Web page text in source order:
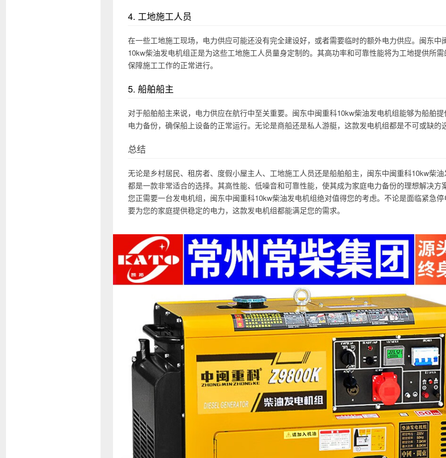
4. 工地施工人员
在一些工地施工现场，电力供应可能还没有完全建设好，或者需要临时的额外电力供应。闽东中
10kw柴油发电机组正是为这些工地施工人员量身定制的。其高功率和可靠性能将为工地提供所
保障施工工作的正常进行。
5. 船舶船主
对于船舶船主来说，电力供应在航行中至关重要。闽东中闽重科10kw柴油发电机组能够为船舶
电力备份，确保船上设备的正常运行。无论是商船还是私人游艇，这款发电机组都是不可或缺的
总结
无论是乡村居民、租房者、度假小屋主人、工地施工人员还是船舶船主，闽东中闽重科10kw柴
都是一款非常适合的选择。其高性能、低噪音和可靠性能，使其成为家庭电力备份的理想解决方
您正需要一台发电机组，闽东中闽重科10kw柴油发电机组绝对值得您的考虑。不论是面临紧急
要为您的家庭提供稳定的电力，这款发电机组都能满足您的需求。